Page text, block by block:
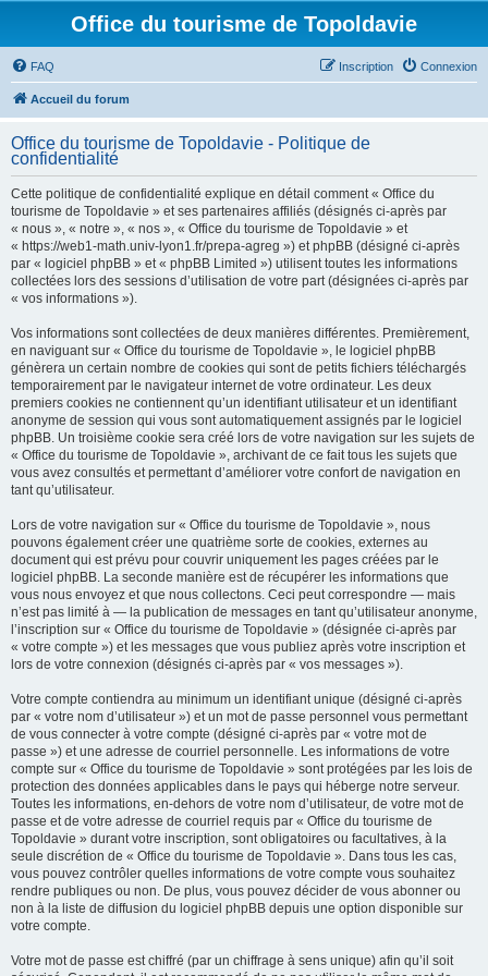
Office du tourisme de Topoldavie
FAQ Connexion
Inscription
Accueil du forum
Office du tourisme de Topoldavie - Politique de
confidentialité
Cette politique de confidentialité explique en détail comment « Office du
tourisme de Topoldavie » et ses partenaires affiliés (désignés ci-après par
« nous », « notre », « nos », « Office du tourisme de Topoldavie » et
« https://web1-math.univ-lyon1.fr/prepa-agreg ») et phpBB (désigné ci-après
par « logiciel phpBB » et « phpBB Limited ») utilisent toutes les informations
collectées lors des sessions d’utilisation de votre part (désignées ci-après par
« vos informations »).
Vos informations sont collectées de deux manières différentes. Premièrement,
en naviguant sur « Office du tourisme de Topoldavie », le logiciel phpBB
génèrera un certain nombre de cookies qui sont de petits fichiers téléchargés
temporairement par le navigateur internet de votre ordinateur. Les deux
premiers cookies ne contiennent qu’un identifiant utilisateur et un identifiant
anonyme de session qui vous sont automatiquement assignés par le logiciel
phpBB. Un troisième cookie sera créé lors de votre navigation sur les sujets de
« Office du tourisme de Topoldavie », archivant de ce fait tous les sujets que
vous avez consultés et permettant d’améliorer votre confort de navigation en
tant qu’utilisateur.
Lors de votre navigation sur « Office du tourisme de Topoldavie », nous
pouvons également créer une quatrième sorte de cookies, externes au
document qui est prévu pour couvrir uniquement les pages créées par le
logiciel phpBB. La seconde manière est de récupérer les informations que
vous nous envoyez et que nous collectons. Ceci peut correspondre — mais
n’est pas limité à — la publication de messages en tant qu’utilisateur anonyme,
l’inscription sur « Office du tourisme de Topoldavie » (désignée ci-après par
« votre compte ») et les messages que vous publiez après votre inscription et
lors de votre connexion (désignés ci-après par « vos messages »).
Votre compte contiendra au minimum un identifiant unique (désigné ci-après
par « votre nom d’utilisateur ») et un mot de passe personnel vous permettant
de vous connecter à votre compte (désigné ci-après par « votre mot de
passe ») et une adresse de courriel personnelle. Les informations de votre
compte sur « Office du tourisme de Topoldavie » sont protégées par les lois de
protection des données applicables dans le pays qui héberge notre serveur.
Toutes les informations, en-dehors de votre nom d’utilisateur, de votre mot de
passe et de votre adresse de courriel requis par « Office du tourisme de
Topoldavie » durant votre inscription, sont obligatoires ou facultatives, à la
seule discrétion de « Office du tourisme de Topoldavie ». Dans tous les cas,
vous pouvez contrôler quelles informations de votre compte vous souhaitez
rendre publiques ou non. De plus, vous pouvez décider de vous abonner ou
non à la liste de diffusion du logiciel phpBB depuis une option disponible sur
votre compte.
Votre mot de passe est chiffré (par un chiffrage à sens unique) afin qu’il soit